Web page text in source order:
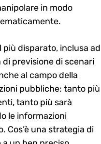
in modo
più disparato, inclusa ad
previsione di scenari
al campo della
pubbliche: tanto più
tanto più sarà
le informazioni
Cos’è una strategia di